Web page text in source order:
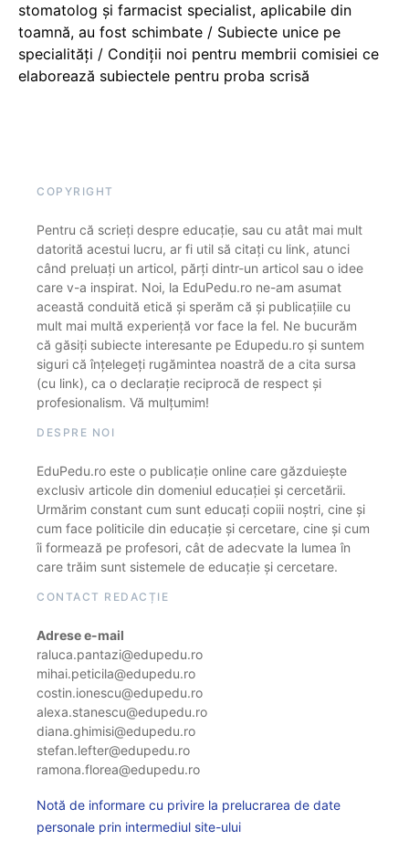
stomatolog și farmacist specialist, aplicabile din
toamnă, au fost schimbate / Subiecte unice pe
specialități / Condiții noi pentru membrii comisiei ce
elaborează subiectele pentru proba scrisă
COPYRIGHT
Pentru că scrieți despre educație, sau cu atât mai mult
datorită acestui lucru, ar fi util să citați cu link, atunci
când preluați un articol, părți dintr-un articol sau o idee
care v-a inspirat. Noi, la EduPedu.ro ne-am asumat
această conduită etică și sperăm că și publicațiile cu
mult mai multă experiență vor face la fel. Ne bucurăm
că găsiți subiecte interesante pe Edupedu.ro și suntem
siguri că înțelegeți rugămintea noastră de a cita sursa
(cu link), ca o declarație reciprocă de respect și
profesionalism. Vă mulțumim!
DESPRE NOI
EduPedu.ro este o publicație online care găzduiește
exclusiv articole din domeniul educației și cercetării.
Urmărim constant cum sunt educați copiii noștri, cine și
cum face politicile din educație și cercetare, cine și cum
îi formează pe profesori, cât de adecvate la lumea în
care trăim sunt sistemele de educație și cercetare.
CONTACT REDACȚIE
Adrese e-mail
raluca.pantazi@edupedu.ro
mihai.peticila@edupedu.ro
costin.ionescu@edupedu.ro
alexa.stanescu@edupedu.ro
diana.ghimisi@edupedu.ro
stefan.lefter@edupedu.ro
ramona.florea@edupedu.ro
Notă de informare cu privire la prelucrarea de date
personale prin intermediul site-ului